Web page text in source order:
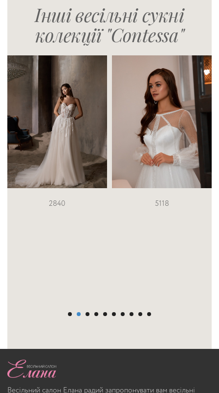
Інші весільні сукні
колекції "Contessa"
2840 5118
Весільний салон Елана радий запропонувати вам весільні